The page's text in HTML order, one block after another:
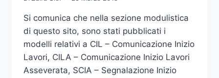
Si comunica che nella sezione modulistica
di questo sito, sono stati pubblicati i
modelli relativi a CIL – Comunicazione Inizio
Lavori, CILA – Comunicazione Inizio Lavori
Asseverata, SCIA – Segnalazione Inizio